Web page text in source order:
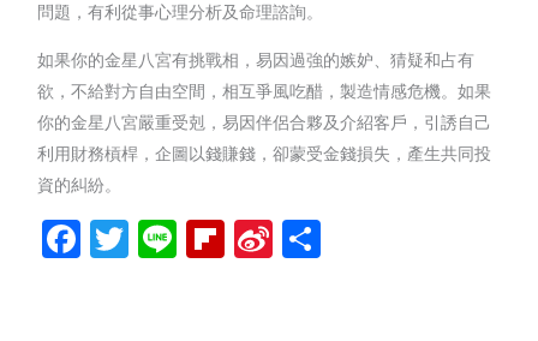
問題，有利從事心理分析及命理諮詢。
如果你的金星八宮有挑戰相，易因過強的嫉妒、猜疑和占有
欲，不給對方自由空間，相互爭風吃醋，製造情感危機。如果
你的金星八宮嚴重受剋，易因伴侶合夥及介紹客戶，引誘自己
利用財務槓桿，企圖以錢賺錢，卻蒙受金錢損失，產生共同投
資的糾紛。
Facebook
Twitter
LineFlipboard
Sina